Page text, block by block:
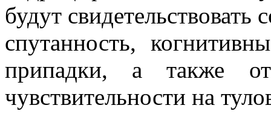
будут свидетельствовать
спутанность,
припадки, а также
чувствительности на